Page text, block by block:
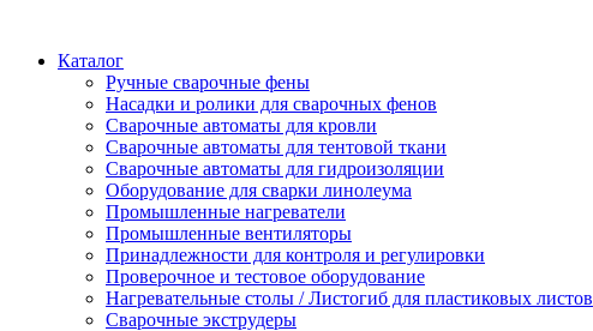
Каталог
Ручные сварочные фены
Насадки и ролики для сварочных фенов
Сварочные автоматы для кровли
Сварочные автоматы для тентовой ткани
Сварочные автоматы для гидроизоляции
Оборудование для сварки линолеума
Промышленные нагреватели
Промышленные вентиляторы
Принадлежности для контроля и регулировки
Проверочное и тестовое оборудование
Нагревательные столы / Листогиб для пластиковых листов
Сварочные экструдеры